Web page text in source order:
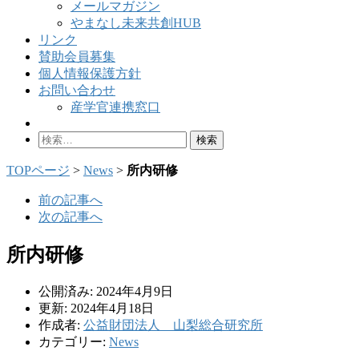
メールマガジン
やまなし未来共創HUB
リンク
賛助会員募集
個人情報保護方針
お問い合わせ
産学官連携窓口
検
TOPページ > News > 所内研修
前の記事へ
次の記事へ
所内研修
公開済み: 2024年4月9日
更新: 2024年4月18日
作成者: 公益財団法人 山梨総合研究所
カテゴリー: News